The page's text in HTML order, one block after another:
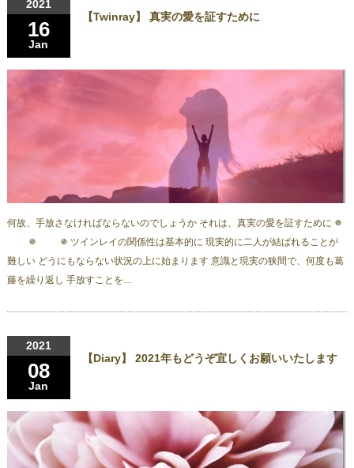
2021
16
Jan
【Twinray】 真実の愛を証すために
何故、手放さなければならないのでしょうか それは、真実の愛を証すために ✵
✵ ✵ ツインレイの関係性は基本的に 現実的に二人が結ばれることが
難しい どうにもならない状況の上に始まります 意識と現実の狭間で、何度も葛
藤を繰り返し 手放すことを…
2021
08
Jan
【Diary】 2021年もどうぞ宜しくお願いいたします